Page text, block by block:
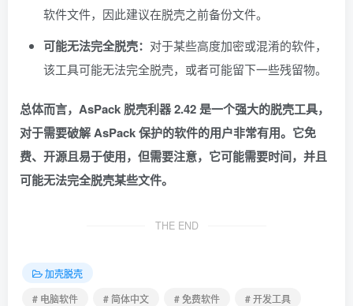
软件文件，因此建议在脱壳之前备份文件。
可能无法完全脱壳： 对于某些高度加密或混淆的软件，
该工具可能无法完全脱壳，或者可能留下一些残留物。
总体而言，AsPack 脱壳利器 2.42 是一个强大的脱壳工具，
对于需要破解 AsPack 保护的软件的用户非常有用。它免
费、开源且易于使用，但需要注意，它可能需要时间，并且
可能无法完全脱壳某些文件。
THE END
加壳脱壳
# 电脑软件
# 简体中文 # 免费软件
# 开发工具